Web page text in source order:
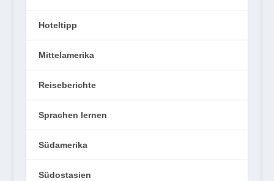
Hoteltipp
Mittelamerika
Reiseberichte
Sprachen lernen
Südamerika
Südostasien